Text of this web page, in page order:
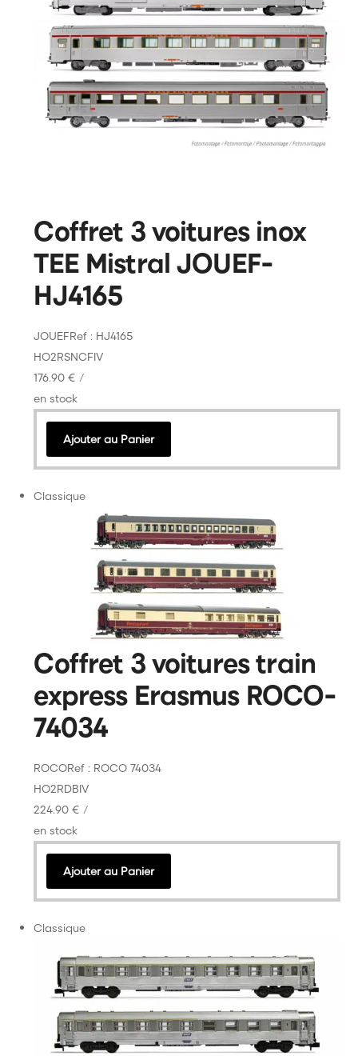
Coffret 3 voitures inox
TEE Mistral JOUEF-
HJ4165
JOUEFRef : HJ4165
HO2RSNCFIV
176.90 € /
en stock
Ajouter au Panier
Classique
Coffret 3 voitures train
express Erasmus ROCO-
74034
ROCORef : ROCO 74034
HO2RDBIV
224.90 € /
en stock
Ajouter au Panier
Classique